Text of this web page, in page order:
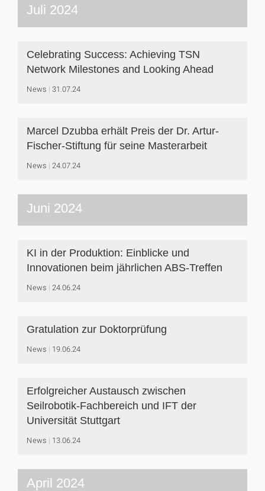
Juli 2024
Celebrating Success: Achieving TSN
Network Milestones and Looking Ahead
News 31.07.24
Marcel Dzubba erhält Preis der Dr. Artur-
Fischer-Stiftung für seine Masterarbeit
News 24.07.24
Juni 2024
KI in der Produktion: Einblicke und
Innovationen beim jährlichen ABS-Treffen
News 24.06.24
Gratulation zur Doktorprüfung
News 19.06.24
Erfolgreicher Austausch zwischen
Seilrobotik-Fachbereich und IFT der
Universität Stuttgart
News 13.06.24
April 2024